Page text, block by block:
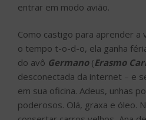
entrar em modo avião.
Como castigo para aprender
o tempo t-o-d-o, ela ganha
do avô Germano(Erasmo
desconectada da internet – e
em sua oficina. Adeus, unhas
poderosos. Olá, graxa e óleo.